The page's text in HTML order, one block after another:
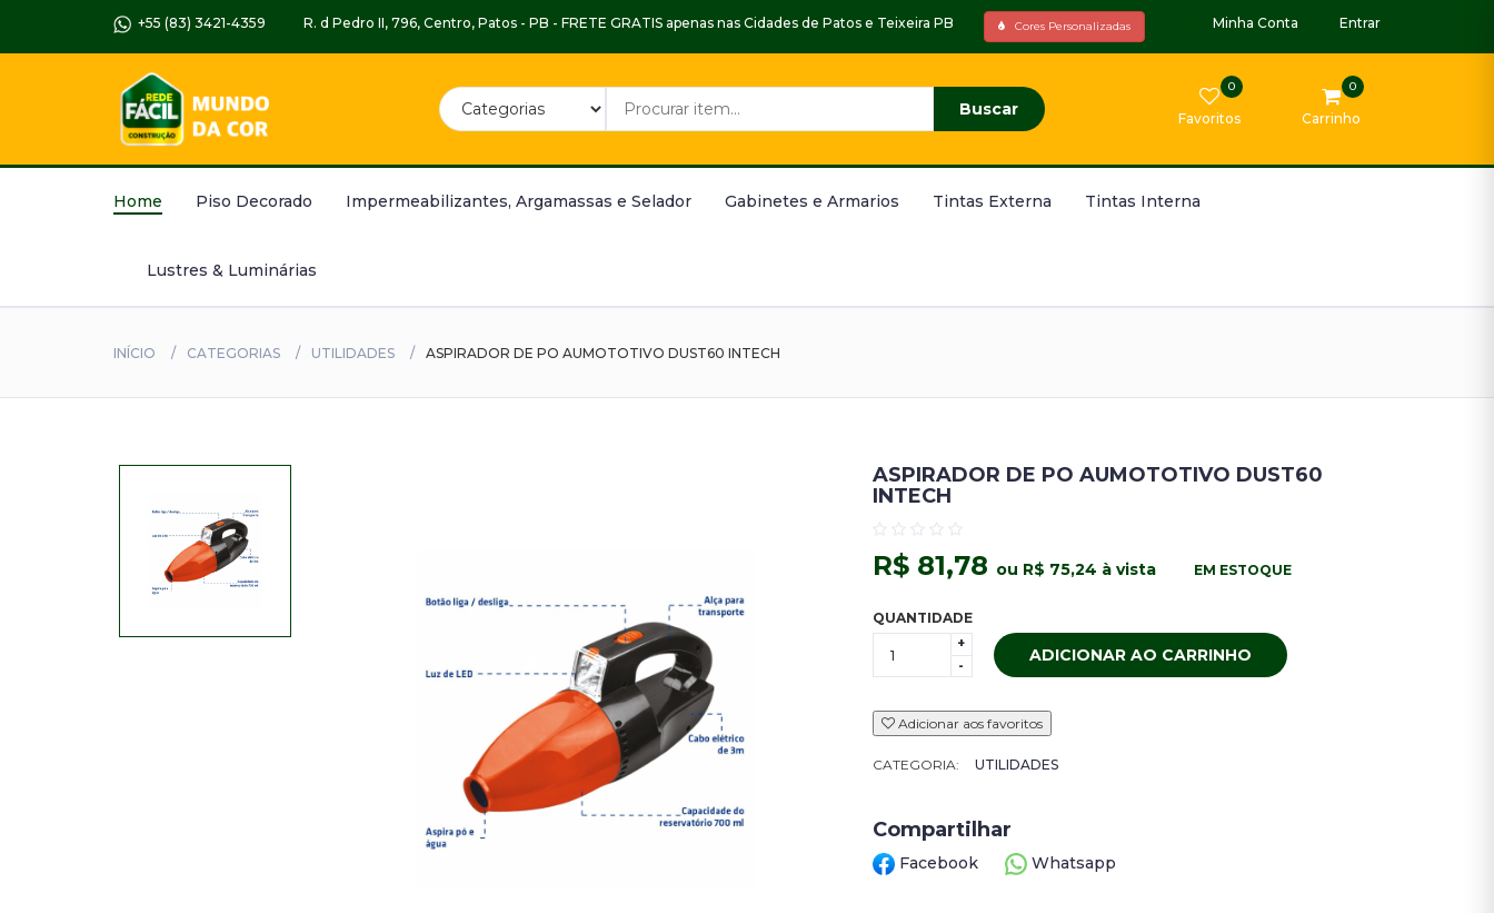
+55 (83) 3421-4359 R. d Pedro II, 796, Centro, Patos - PB - FRETE GRATIS apenas nas Cidades de Patos e Teixeira PB Minha Conta Entrar
Cores Personalizadas
Buscar Favoritos
0
Carrinho
0
Home Piso Decorado Impermeabilizantes, Argamassas e Selador Gabinetes e Armarios Tintas Externa Tintas Interna
Lustres & Luminárias
INÍCIO CATEGORIAS UTILIDADES ASPIRADOR DE PO AUMOTOTIVO DUST60 INTECH
ASPIRADOR DE PO AUMOTOTIVO DUST60
INTECH
R$ 81,78 ou R$ 75,24 à vista EM ESTOQUE
QUANTIDADE
+
-
ADICIONAR AO CARRINHO
Adicionar aos favoritos
CATEGORIA: UTILIDADES
Compartilhar
Facebook Whatsapp